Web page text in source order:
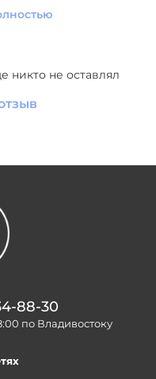
никто не оставлял
88-30
по Владивостоку